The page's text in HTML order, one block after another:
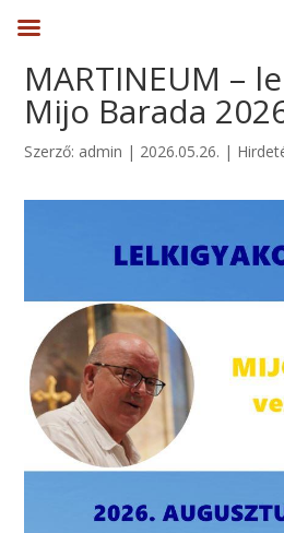
MARTINEUM –
Mijo Barada
Szerző: admin | 2026.05.26. |